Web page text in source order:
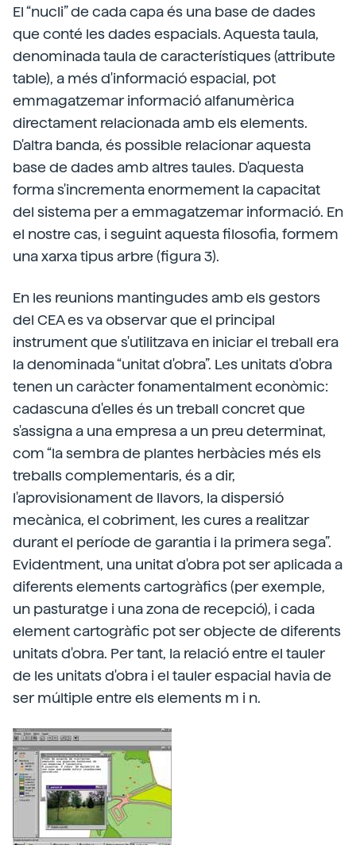
El “nucli” de cada capa és una base de dades
que conté les dades espacials. Aquesta taula,
denominada taula de característiques (attribute
table), a més d'informació espacial, pot
emmagatzemar informació alfanumèrica
directament relacionada amb els elements.
D'altra banda, és possible relacionar aquesta
base de dades amb altres taules. D'aquesta
forma s'incrementa enormement la capacitat
del sistema per a emmagatzemar informació. En
el nostre cas, i seguint aquesta filosofia, formem
una xarxa tipus arbre (figura 3).
En les reunions mantingudes amb els gestors
del CEA es va observar que el principal
instrument que s'utilitzava en iniciar el treball era
la denominada “unitat d'obra”. Les unitats d'obra
tenen un caràcter fonamentalment econòmic:
cadascuna d'elles és un treball concret que
s'assigna a una empresa a un preu determinat,
com “la sembra de plantes herbàcies més els
treballs complementaris, és a dir,
l'aprovisionament de llavors, la dispersió
mecànica, el cobriment, les cures a realitzar
durant el període de garantia i la primera sega”.
Evidentment, una unitat d'obra pot ser aplicada a
diferents elements cartogràfics (per exemple,
un pasturatge i una zona de recepció), i cada
element cartogràfic pot ser objecte de diferents
unitats d'obra. Per tant, la relació entre el tauler
de les unitats d'obra i el tauler espacial havia de
ser múltiple entre els elements m i n.